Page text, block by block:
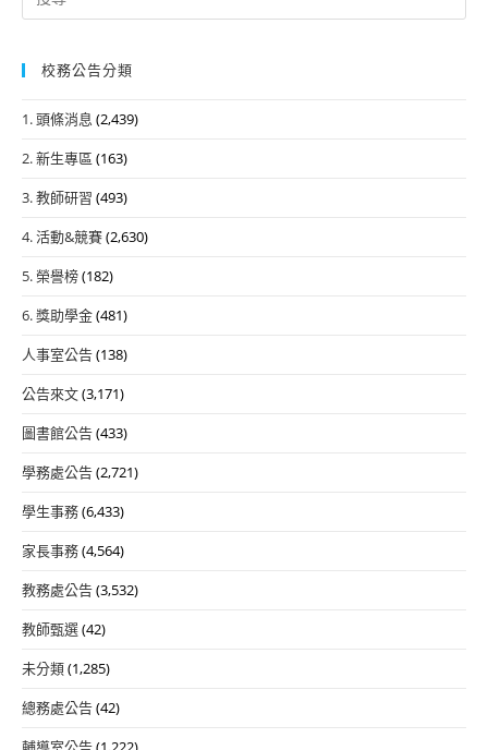
for:
校務公告分類
1. 頭條消息 (2,439)
2. 新生專區 (163)
3. 教師研習 (493)
4. 活動&競賽(2,630)
5. 榮譽榜(182)
6. 獎助學金(481)
人事室公告(138)
公告來文(3,171)
圖書館公告(433)
學務處公告(2,721)
學生事務(6,433)
家長事務(4,564)
教務處公告(3,532)
教師甄選(42)
未分類(1,285)
總務處公告(42)